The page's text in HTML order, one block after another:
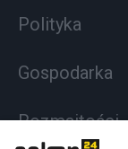
Polityka
Gospodarka
Rozmaitości